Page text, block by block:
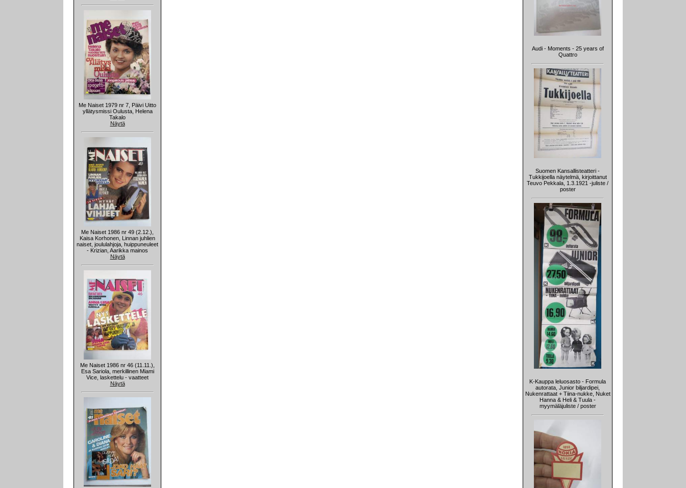
Me Naiset 1979 nr 7, Päivi Uitto
yllätysmissi Oulusta, Helena
Takalo
Näytä
Me Naiset 1986 nr 49 (2.12.),
Kaisa Korhonen, Linnan juhlien
naiset, joululahjoja, huippuneuleet
- Krizian, Aarikka mainos
Näytä
Me Naiset 1986 nr 46 (11.11.),
Esa Sariola, merkillinen Miami
Vice, laskettelu - vaatteet
Näytä
Audi - Moments - 25 years of
Quattro
Suomen Kansallisteatteri -
Tukkijoella näytelmä, kirjoittanut
Teuvo Pekkala, 1.3.1921 -juliste /
poster
K-Kauppa leluosasto - Formula
autorata, Junior biljardipei,
Nukenrattaat + Tiina-nukke, Nuket
Hanna & Heli & Tuula -
myymäläjuliste / poster